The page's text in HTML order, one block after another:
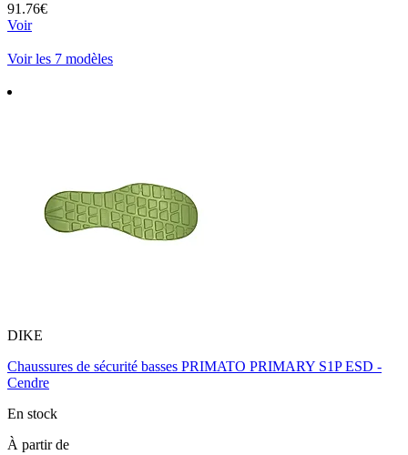
91.76€
Voir
Voir les 7 modèles
DIKE
Chaussures de sécurité basses PRIMATO PRIMARY S1P ESD -
Cendre
En stock
À partir de